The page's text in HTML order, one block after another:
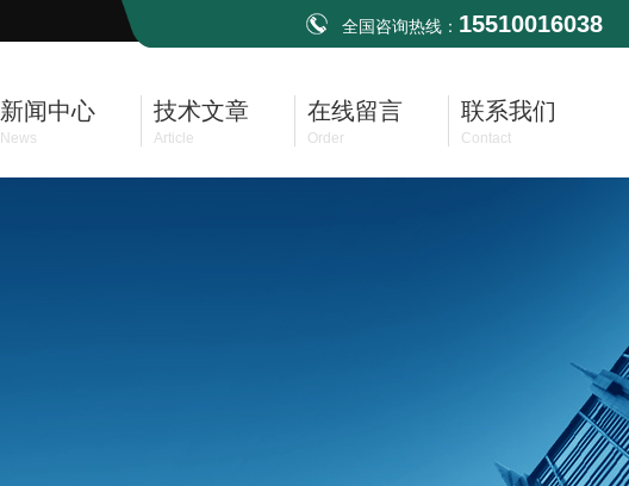
全国咨询热线： 15510016038
新闻中心
News
技术文章
Article
在线留言
Order
联系我们
Contact